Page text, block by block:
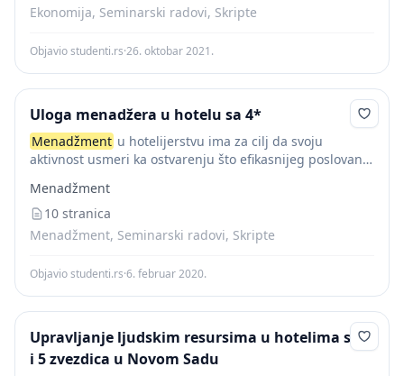
Ekonomija, Seminarski radovi, Skripte
Objavio studenti.rs·26. oktobar 2021.
Uloga menadžera u hotelu sa 4*
Menadžment u hotelijerstvu ima za cilj da svoju
aktivnost usmeri ka ostvarenju što efikasnijeg poslovanja
hotelsku ponudu koja će postići i održavati
konkurentnost...
Menadžment
10 stranica
Menadžment, Seminarski radovi, Skripte
Objavio studenti.rs·6. februar 2020.
Upravljanje ljudskim resursima u hotelima sa 4
i 5 zvezdica u Novom Sadu